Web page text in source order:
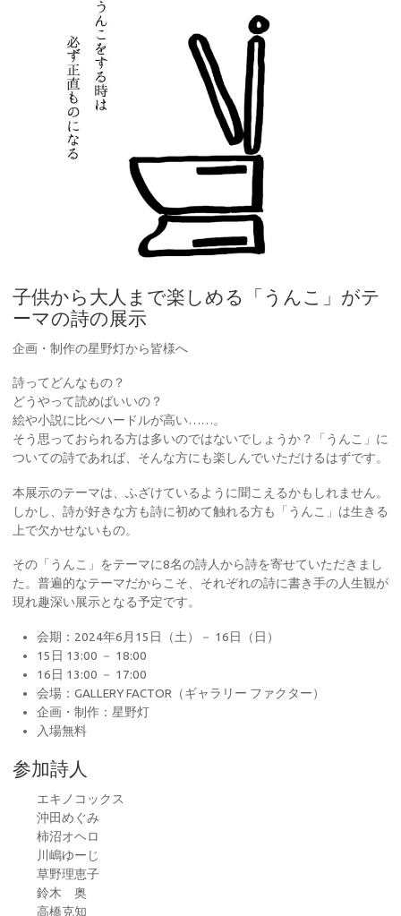
子供から大人まで楽しめる「うんこ」がテ
ーマの詩の展示
企画・制作の星野灯から皆様へ
詩ってどんなもの？
どうやって読めばいいの？
絵や小説に比べハードルが高い……。
そう思っておられる方は多いのではないでしょうか？「うんこ」に
ついての詩であれば、そんな方にも楽しんでいただけるはずです。
本展示のテーマは、ふざけているように聞こえるかもしれません。
しかし、詩が好きな方も詩に初めて触れる方も「うんこ」は生きる
上で欠かせないもの。
その「うんこ」をテーマに8名の詩人から詩を寄せていただきまし
た。普遍的なテーマだからこそ、それぞれの詩に書き手の人生観が
現れ趣深い展示となる予定です。
会期：2024年6月15日（土）－ 16日（日）
15日 13:00 － 18:00
16日 13:00 － 17:00
会場：GALLERY FACTOR（ギャラリー ファクター）
企画・制作：星野灯
入場無料
参加詩人
エキノコックス
沖田めぐみ
柿沼オヘロ
川嶋ゆーじ
草野理恵子
鈴木 奥
高橋克知